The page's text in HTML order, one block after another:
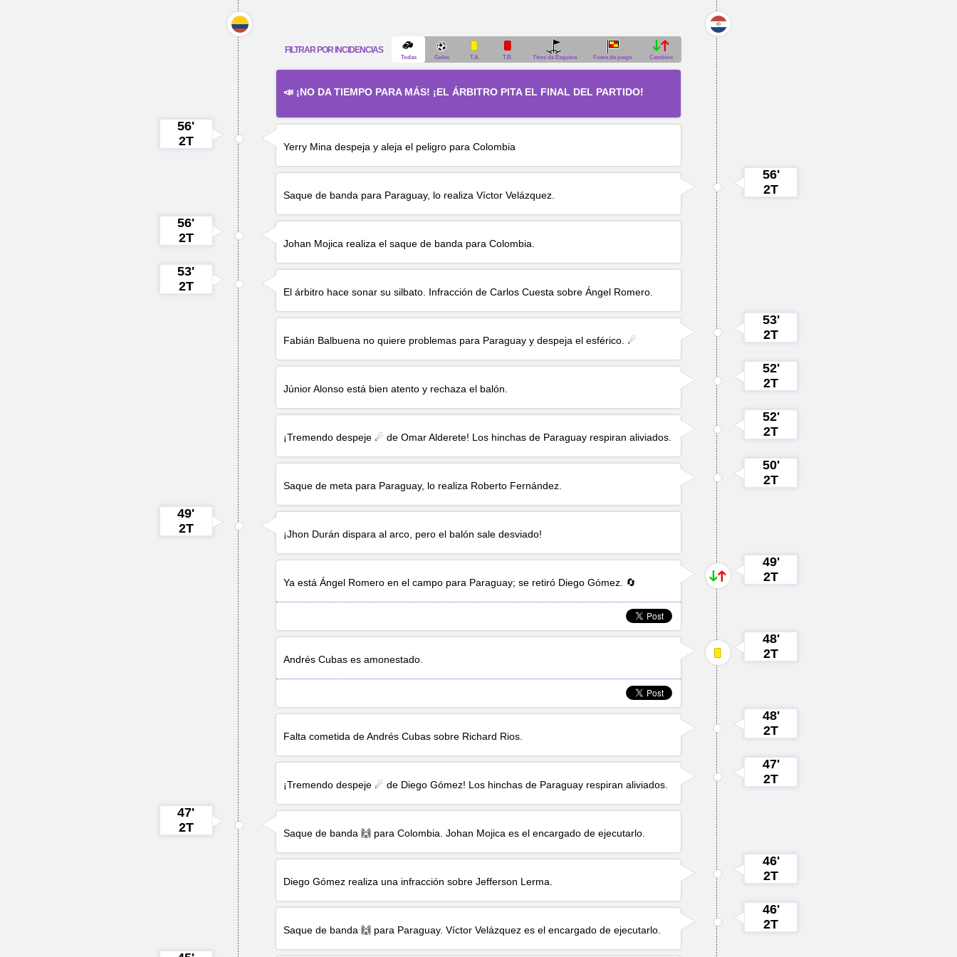
FILTRAR POR INCIDENCIAS
Todas Goles T.A. T.R. Tiros de Esquina Fuera de juego Cambios
📣 ¡NO DA TIEMPO PARA MÁS! ¡EL ÁRBITRO PITA EL FINAL DEL PARTIDO!
56'
2T
Yerry Mina despeja y aleja el peligro para Colombia
Saque de banda para Paraguay, lo realizaVíctor Velázquez
56'
2T
56'
2T
Johan Mojica realiza el saque de banda para Colombia.
53'
2T
El árbitro hace sonar su silbato. Infracción deCarlos Cuesta sobreÁngel Romero
Fabián Balbuena no quiere problemas para Paraguay y despeja el esférico. ☄
53'
2T
Júnior Alonso está bien atento y rechaza el balón.
52'
2T
¡Tremendo despeje ☄ deOmar Alderete! Los hinchas de Paraguay respiran aliviados.
52'
2T
Saque de meta para Paraguay, lo realiza Roberto Fernández
50'
2T
49'
2T
¡Jhon Durán dispara al arco, pero el balón sale desviado!
Ya estáÁngel Romero en el campo para Paraguay; se retiró Diego Gómez . 🔄
49'
2T
Andrés Cubas es amonestado.
48'
2T
Falta cometida deAndrés Cubas sobre Richard Rios
48'
2T
¡Tremendo despeje ☄ de Diego Gómez! Los hinchas de Paraguay respiran aliviados.
47'
2T
47'
2T
Saque de banda 🙌 para Colombia.Johan Mojica es el encargado de ejecutarlo.
Diego Gómez realiza una infracción sobreJefferson Lerma
46'
2T
Saque de banda 🙌 para Paraguay.Víctor Velázquez es el encargado de ejecutarlo.
46'
2T